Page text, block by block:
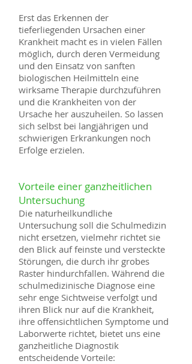
Erst das Erkennen der
tieferliegenden Ursachen einer
Krankheit macht es in vielen Fällen
möglich, durch deren Vermeidung
und den Einsatz von sanften
biologischen Heilmitteln eine
wirksame Therapie durchzuführen
und die Krankheiten von der
Ursache her auszuheilen. So lassen
sich selbst bei langjährigen und
schwierigen Erkrankungen noch
Erfolge erzielen.
Vorteile einer ganzheitlichen
Untersuchung
Die naturheilkundliche
Untersuchung soll die Schulmedizin
nicht ersetzen, vielmehr richtet sie
den Blick auf feinste und versteckte
Störungen, die durch ihr grobes
Raster hindurchfallen. Während die
schulmedizinische Diagnose eine
sehr enge Sichtweise verfolgt und
ihren Blick nur auf die Krankheit,
ihre offensichtlichen Symptome und
Laborwerte richtet, bietet uns eine
ganzheitliche Diagnostik
entscheidende Vorteile: